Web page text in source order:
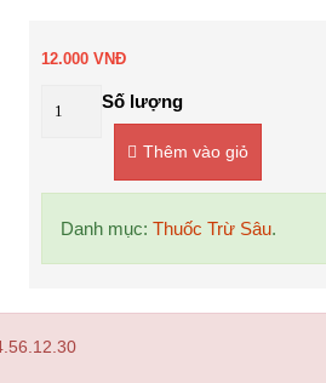
12.000 VNĐ
Số lượng
Thêm vào giỏ
Danh mục: Thuốc Trừ Sâu.